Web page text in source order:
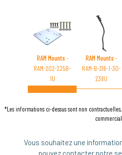
RAM Mounts-
RAM-202-225B-
1U
RAM Mounts-
RAM-B-316-1-30-
238U
*Les informations ci-dessus sont non
Vous souhaitez une
pouvez contacter notre